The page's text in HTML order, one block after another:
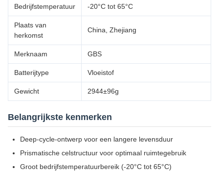
Bedrijfstemperatuur -20°C tot 65°C
Plaats van
herkomst
China, Zhejiang
Merknaam GBS
Batterijtype Vloeistof
Gewicht 2944±96g
Belangrijkste kenmerken
Deep-cycle-ontwerp voor een langere levensduur
Prismatische celstructuur voor optimaal ruimtegebruik
Groot bedrijfstemperatuurbereik (-20°C tot 65°C)